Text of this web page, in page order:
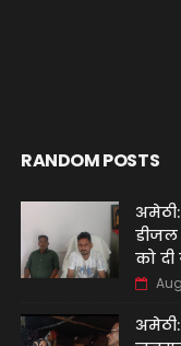
RANDOM POSTS
को